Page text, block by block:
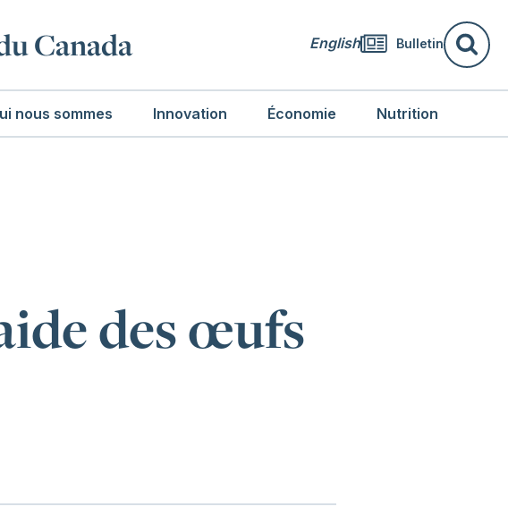
Canada English Bulletin
nous sommes Innovation Économie Nutrition
des œufs